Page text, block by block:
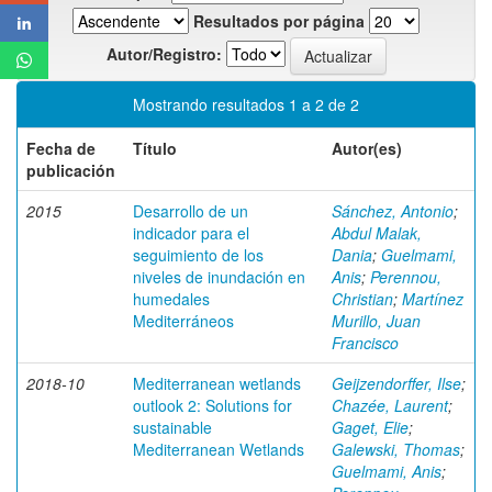
Resultados por página
Autor/Registro:
Mostrando resultados 1 a 2 de 2
Fecha de
publicación
Título Autor(es)
2015
Desarrollo de un
indicador para el
seguimiento de los
niveles de inundación en
humedales
Mediterráneos
Sánchez, Antonio;
Abdul Malak,
Dania; Guelmami,
Anis; Perennou,
Christian; Martínez
Murillo, Juan
Francisco
2018-10
Mediterranean wetlands
outlook 2: Solutions for
sustainable
Mediterranean Wetlands
Geijzendorffer, Ilse;
Chazée, Laurent;
Gaget, Elie;
Galewski, Thomas;
Guelmami, Anis;